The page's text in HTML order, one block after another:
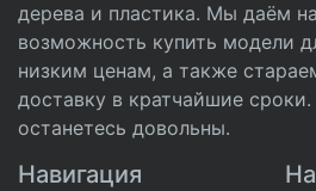
дерева и пластика. Мы даём
возможность купить модели
низким ценам, а также
доставку в кратчайшие
останетесь довольны.
Навигация